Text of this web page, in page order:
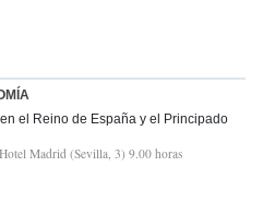
el Reino de España y el Principado
Madrid (Sevilla, 3) 9.00 horas